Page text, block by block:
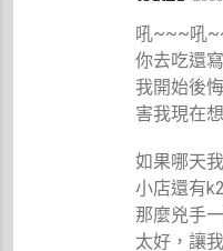
吼~~~吼
你去吃還
我開始後
害我現在
如果哪天
小店還有k2
那麼兇手
太好，讓